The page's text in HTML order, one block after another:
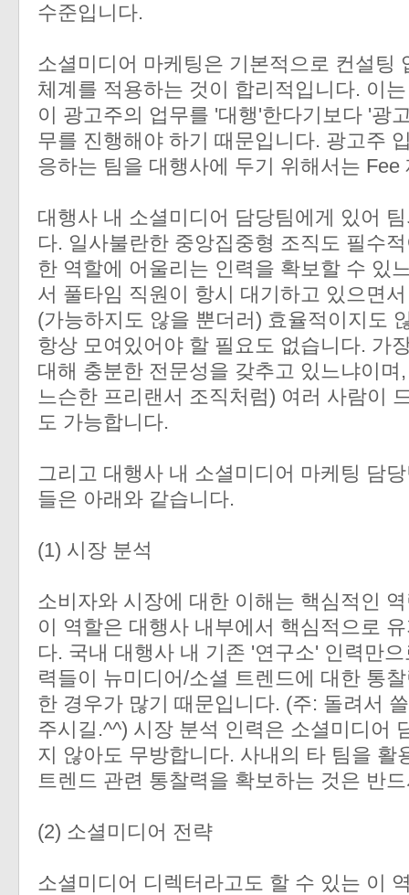
수준입니다.
소셜미디어 마케팅은 기본적으로 컨설팅
체계를 적용하는 것이 합리적입니다. 이
이 광고주의 업무를 '대행'한다기보다 '광
무를 진행해야 하기 때문입니다. 광고주
응하는 팀을 대행사에 두기 위해서는 Fee
대행사 내 소셜미디어 담당팀에게 있어
다. 일사불란한 중앙집중형 조직도 필수
한 역할에 어울리는 인력을 확보할 수 있
서 풀타임 직원이 항시 대기하고 있으면
(가능하지도 않을 뿐더러) 효율적이지도
항상 모여있어야 할 필요도 없습니다. 가
대해 충분한 전문성을 갖추고 있느냐이
느슨한 프리랜서 조직처럼) 여러 사람이
도 가능합니다.
그리고 대행사 내 소셜미디어 마케팅 담
들은 아래와 같습니다.
(1) 시장 분석
소비자와 시장에 대한 이해는 핵심적인
이 역할은 대행사 내부에서 핵심적으로
다. 국내 대행사 내 기존 '연구소' 인력만
력들이 뉴미디어/소셜 트렌드에 대한 통
한 경우가 많기 때문입니다. (주: 돌려서
주시길.^^) 시장 분석 인력은 소셜미디어
지 않아도 무방합니다. 사내의 타 팀을 활
트렌드 관련 통찰력을 확보하는 것은 반
(2) 소셜미디어 전략
소셜미디어 디렉터라고도 할 수 있는 이